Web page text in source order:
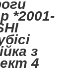
*2001-
з
4